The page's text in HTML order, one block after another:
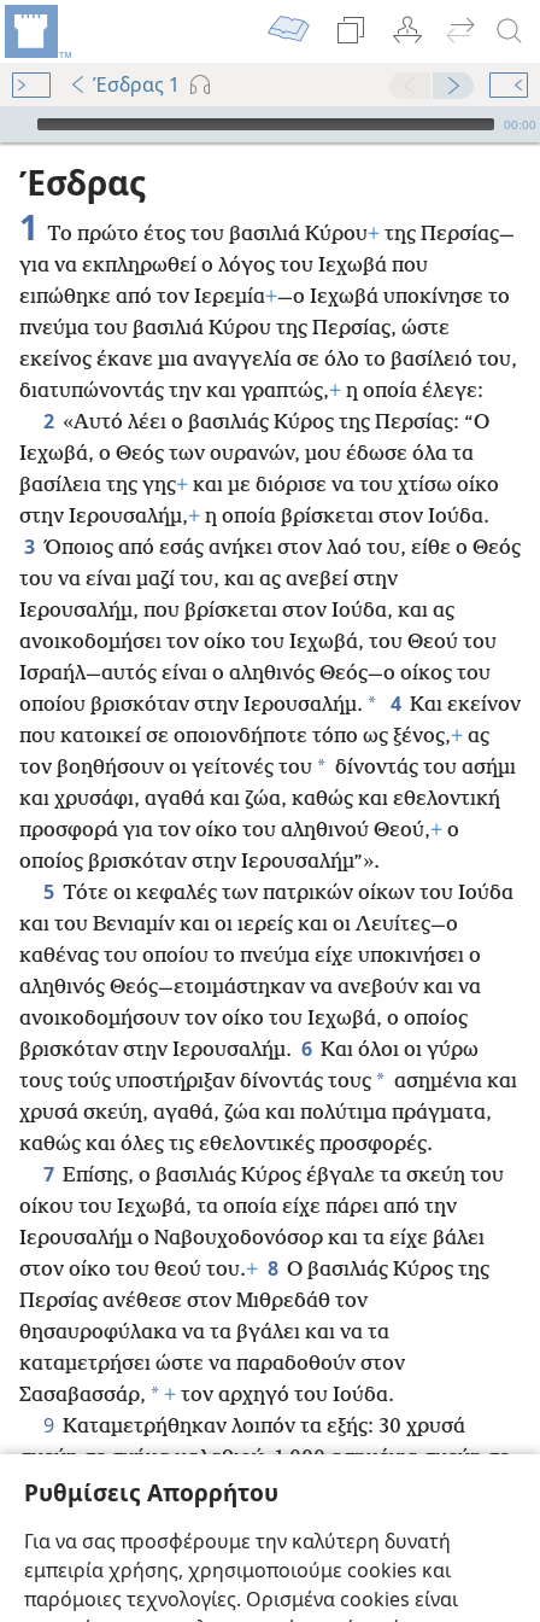
Ρυθμίσεις Απορρήτου
Για να σας προσφέρουμε την καλύτερη δυνατή
εμπειρία χρήσης, χρησιμοποιούμε cookies και
παρόμοιες τεχνολογίες. Ορισμένα cookies είναι
Έσδρας 1
Audio Player
00:00
Έσδρας
1 Το πρώτο έτος του βασιλιά Κύρου+ της Περσίας—
για να εκπληρωθεί ο λόγος του Ιεχωβά που
ειπώθηκε από τον Ιερεμία+—ο Ιεχωβά υποκίνησε το
πνεύμα του βασιλιά Κύρου της Περσίας, ώστε
εκείνος έκανε μια αναγγελία σε όλο το βασίλειό του,
διατυπώνοντάς την και γραπτώς,+ η οποία έλεγε:
2 «Αυτό λέει ο βασιλιάς Κύρος της Περσίας: “Ο
Ιεχωβά, ο Θεός των ουρανών, μου έδωσε όλα τα
βασίλεια της γης+ και με διόρισε να του χτίσω οίκο
στην Ιερουσαλήμ,+ η οποία βρίσκεται στον Ιούδα.
3 Όποιος από εσάς ανήκει στον λαό του, είθε ο Θεός
του να είναι μαζί του, και ας ανεβεί στην
Ιερουσαλήμ, που βρίσκεται στον Ιούδα, και ας
ανοικοδομήσει τον οίκο του Ιεχωβά, του Θεού του
Ισραήλ—αυτός είναι ο αληθινός Θεός—ο οίκος του
οποίου βρισκόταν στην Ιερουσαλήμ. * 4 Και εκείνον
που κατοικεί σε οποιονδήποτε τόπο ως ξένος,+ ας
τον βοηθήσουν οι γείτονές του * δίνοντάς του ασήμι
και χρυσάφι, αγαθά και ζώα, καθώς και εθελοντική
προσφορά για τον οίκο του αληθινού Θεού,+ ο
οποίος βρισκόταν στην Ιερουσαλήμ”».
5 Τότε οι κεφαλές των πατρικών οίκων του Ιούδα
και του Βενιαμίν και οι ιερείς και οι Λευίτες—ο
καθένας του οποίου το πνεύμα είχε υποκινήσει ο
αληθινός Θεός—ετοιμάστηκαν να ανεβούν και να
ανοικοδομήσουν τον οίκο του Ιεχωβά, ο οποίος
βρισκόταν στην Ιερουσαλήμ. 6 Και όλοι οι γύρω
τους τούς υποστήριξαν δίνοντάς τους * ασημένια και
χρυσά σκεύη, αγαθά, ζώα και πολύτιμα πράγματα,
καθώς και όλες τις εθελοντικές προσφορές.
7 Επίσης, ο βασιλιάς Κύρος έβγαλε τα σκεύη του
οίκου του Ιεχωβά, τα οποία είχε πάρει από την
Ιερουσαλήμ ο Ναβουχοδονόσορ και τα είχε βάλει
στον οίκο του θεού του.+ 8 Ο βασιλιάς Κύρος της
Περσίας ανέθεσε στον Μιθρεδάθ τον
θησαυροφύλακα να τα βγάλει και να τα
καταμετρήσει ώστε να παραδοθούν στον
Σασαβασσάρ, * + τον αρχηγό του Ιούδα.
9 Καταμετρήθηκαν λοιπόν τα εξής: 30 χρυσά
σκεύη σε σχήμα καλαθιού, 1.000 ασημένια σκεύη σε
σχήμα καλαθιού, 29 εφεδρικά σκεύη,
άλλα σκεύη. 11 Όλα τα χρυσά και τα ασημένια
σκεύη ήταν 5.400. Όλα αυτά τα ανέβασε ο
Σασαβασσάρ όταν οι εξόριστοι
βγήκαν από τη